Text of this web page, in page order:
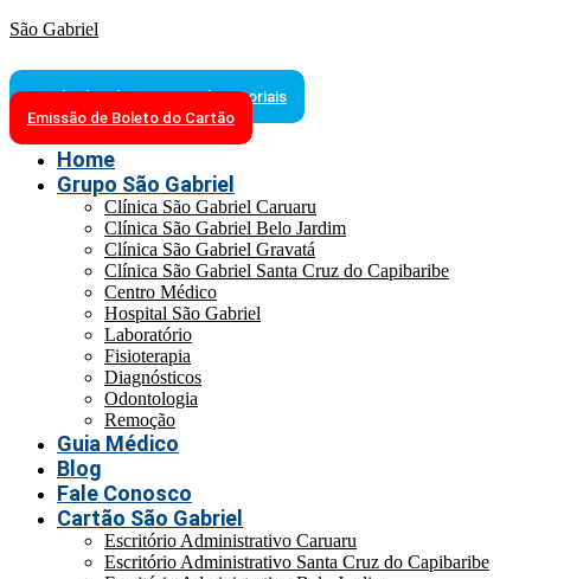
São Gabriel
Resultados de Exames Laboratoriais
Emissão de Boleto do Cartão
Home
Grupo São Gabriel
Clínica São Gabriel Caruaru
Clínica São Gabriel Belo Jardim
Clínica São Gabriel Gravatá
Clínica São Gabriel Santa Cruz do Capibaribe
Centro Médico
Hospital São Gabriel
Laboratório
Fisioterapia
Diagnósticos
Odontologia
Remoção
Guia Médico
Blog
Fale Conosco
Cartão São Gabriel
Escritório Administrativo Caruaru
Escritório Administrativo Santa Cruz do Capibaribe